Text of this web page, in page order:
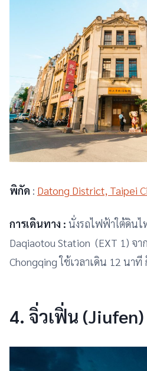
พิกัด : Datong District, Taipei
การเดินทาง : นั่งรถไฟฟ้าใต้ดินไ
Daqiaotou Station (EXT 1) จ
Chongqing ใช้เวลาเดิน 12 นาที
4. จิ่วเฟิ่น (Jiufen)